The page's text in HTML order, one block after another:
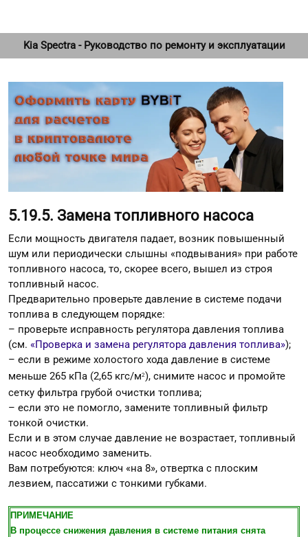
Kia Spectra - Руководство по ремонту и эксплуатации
5.19.5. Замена топливного насоса
Если мощность двигателя падает, возник повышенный
шум или периодически слышны «подвывания» при работе
топливного насоса, то, скорее всего, вышел из строя
топливный насос.
Предварительно проверьте давление в системе подачи
топлива в следующем порядке:
– проверьте исправность регулятора давления топлива
(см. «Проверка и замена регулятора давления топлива»);
– если в режиме холостого хода давление в системе
меньше 265 кПа (2,65 кгс/м2), снимите насос и промойте
сетку фильтра грубой очистки топлива;
– если это не помогло, замените топливный фильтр
тонкой очистки.
Если и в этом случае давление не возрастает, топливный
насос необходимо заменить.
Вам потребуются: ключ «на 8», отвертка с плоским
лезвием, пассатижи с тонкими губками.
ПРИМЕЧАНИЕ
В процессе снижения давления в системе питания снята